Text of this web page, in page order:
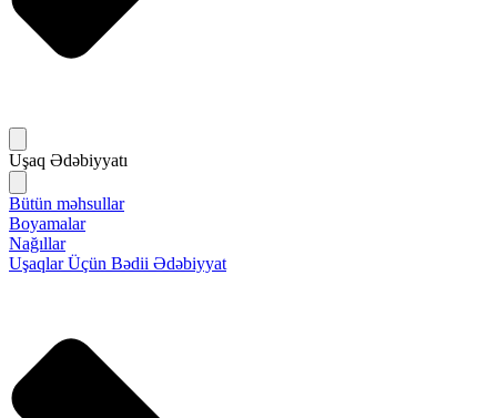
Uşaq Ədəbiyyatı
Bütün məhsullar
Boyamalar
Nağıllar
Uşaqlar Üçün Bədii Ədəbiyyat